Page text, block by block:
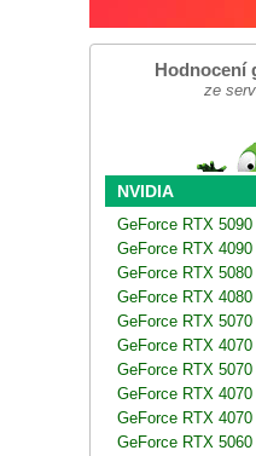
Hodnocení
ze
NVIDIA
GeForce RTX 5090
GeForce RTX 4090
GeForce RTX 5080
GeForce RTX
GeForce RTX 5070
GeForce RTX
GeForce RTX 5070
GeForce RTX
GeForce RTX 4070
GeForce RTX 5060